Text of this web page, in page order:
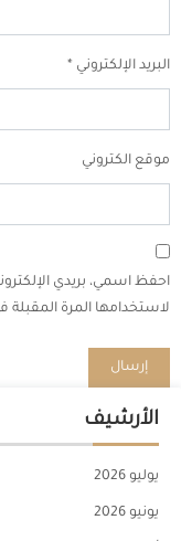
البريد الإلكتروني *
موقع الكتروني
احفظ اسمي، بريدي
لاستخدامها المرة المقبلة
الأرشيف
يوليو 2026
يونيو 2026